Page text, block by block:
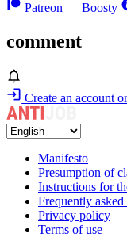
Patreon
Boosty
comment
Create an account
Manifesto
Presumption of
Instructions for
Frequently asked
Privacy policy
Terms of use